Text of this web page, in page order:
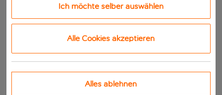
Ich möchte selber auswählen
Alle Cookies akzeptieren
Alles ablehnen